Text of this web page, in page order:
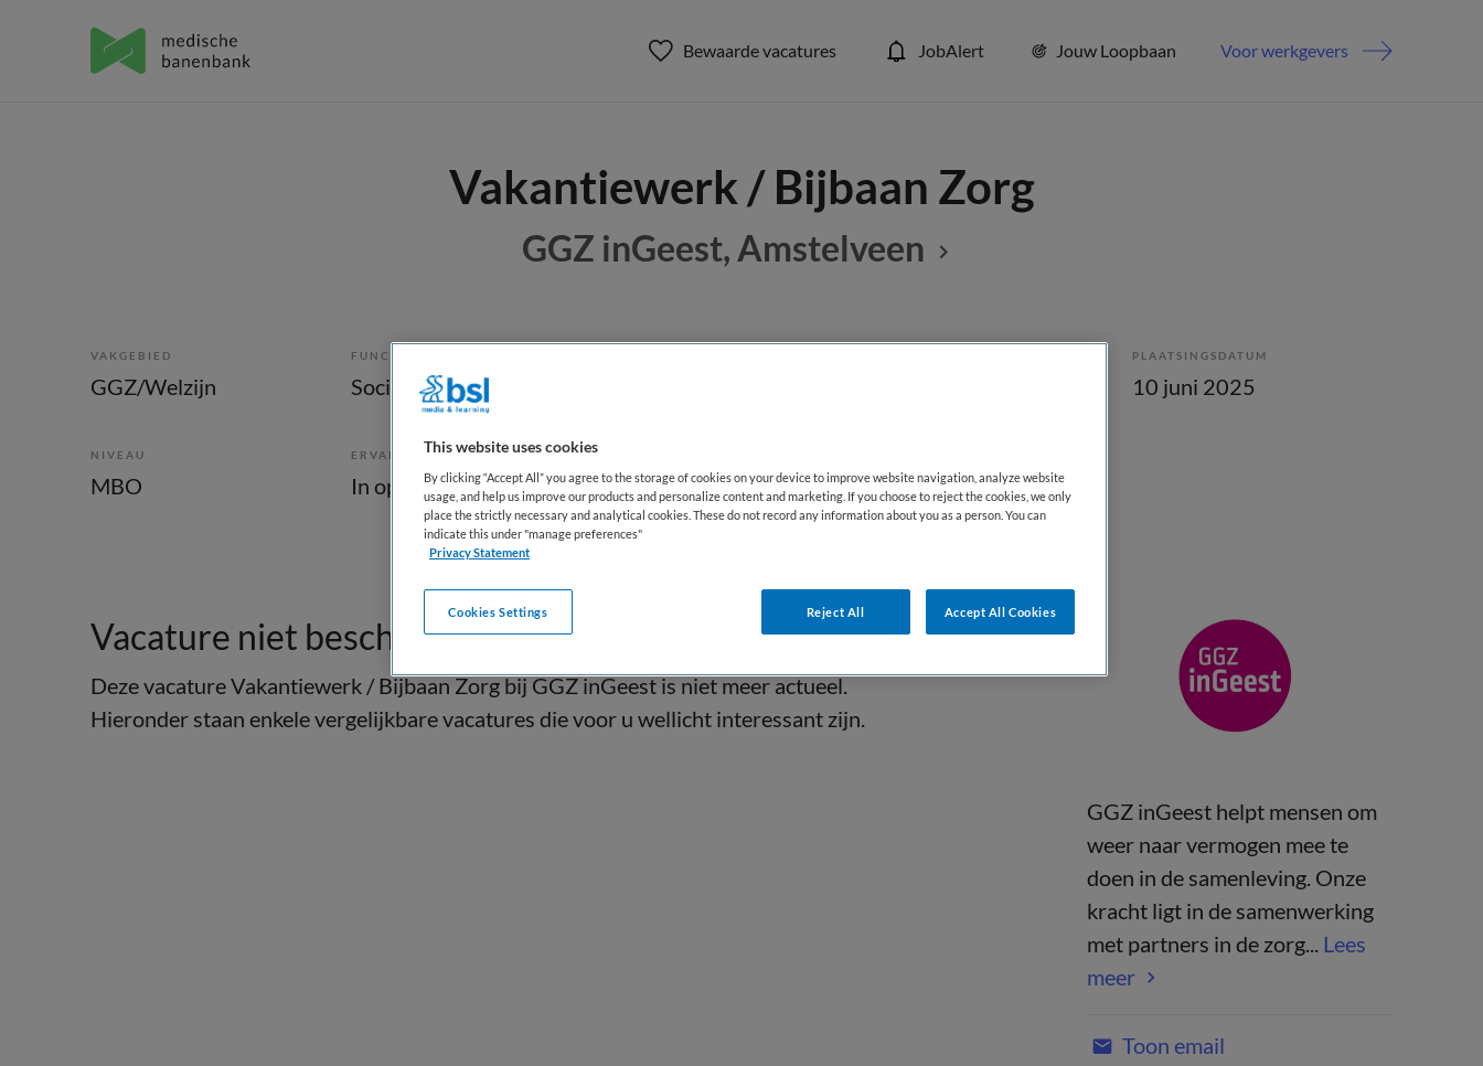
Bewaarde vacatures JobAlert Jouw Loopbaan Voor werkgevers
Vakantiewerk / Bijbaan Zorg
GGZ inGeest, Amstelveen
VAKGEBIED
GGZ/Welzijn
FUNCTIE
Sociaal consulent
PLAATSINGSDATUM
10 juni 2025
NIVEAU
MBO
ERVARING
In opleiding 0-uren contract
Vacature niet beschikbaar
Deze vacature Vakantiewerk / Bijbaan Zorg bij GGZ inGeest is niet meer actueel.
Hieronder staan enkele vergelijkbare vacatures die voor u wellicht interessant zijn.
GGZ inGeest helpt mensen om
weer naar vermogen mee te
doen in de samenleving. Onze
kracht ligt in de samenwerking
met partners in de zorg... Lees
meer
Toon email
This website uses cookies
By clicking “Accept All” you agree to the storage of cookies on your device to improve website navigation, analyze website
usage, and help us improve our products and personalize content and marketing. If you choose to reject the cookies, we only
place the strictly necessary and analytical cookies. These do not record any information about you as a person. You can
indicate this under "manage preferences"
Privacy Statement
Reject All Accept All Cookies
Cookies Settings